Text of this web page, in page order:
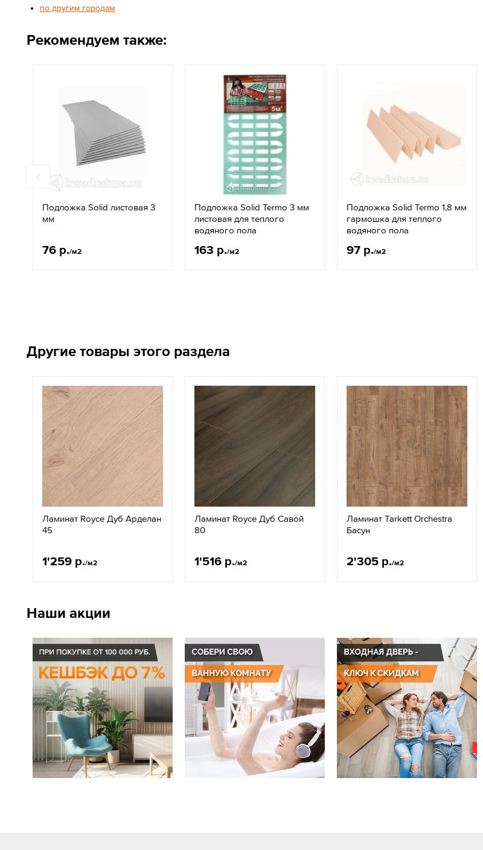
по другим городам
Рекомендуем также:
Подложка Solid листовая 3
мм
76 р./м2
Подложка Solid Termo 3 мм
листовая для теплого
водяного пола
163 р./м2
Подложка Solid Termo 1,8 мм
гармошка для теплого
водяного пола
97 р./м2
Другие товары этого раздела
Ламинат Royce Дуб Арделан
45
1'259 р./м2
Ламинат Royce Дуб Савой
80
1'516 р./м2
Ламинат Tarkett Orchestra
Басун
2'305 р./м2
Наши акции